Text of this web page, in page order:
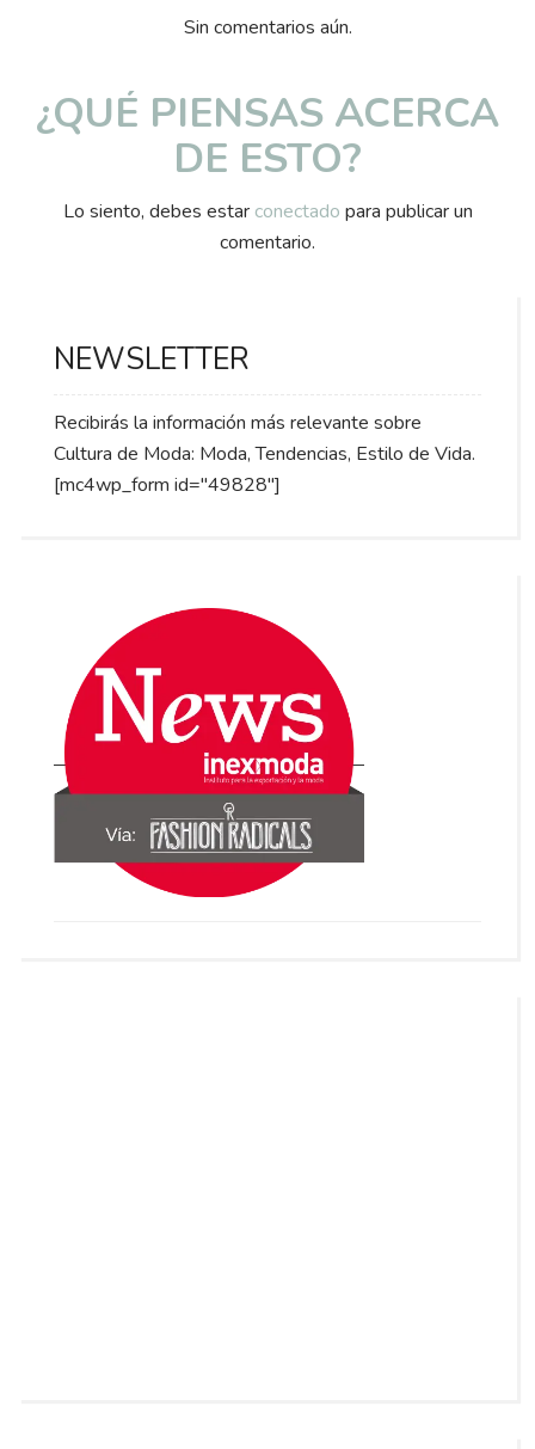
Sin comentarios aún.
¿QUÉ PIENSAS ACERCA
DE ESTO?
Lo siento, debes estar conectado para publicar un
comentario.
NEWSLETTER
Recibirás la información más relevante sobre
Cultura de Moda: Moda, Tendencias, Estilo de Vida.
[mc4wp_form id="49828"]